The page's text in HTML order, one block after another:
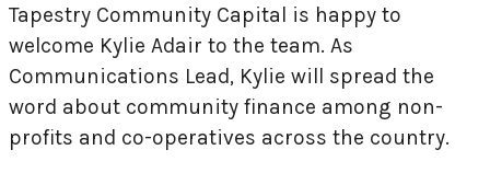
Tapestry Community Capital is happy to
welcome Kylie Adair to the team. As
Communications Lead, Kylie will spread the
word about community finance among non-
profits and co-operatives across the country.